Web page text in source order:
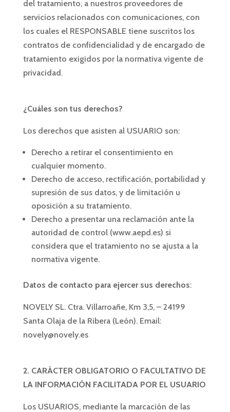
del tratamiento, a nuestros proveedores de
servicios relacionados con comunicaciones, con
los cuales el RESPONSABLE tiene suscritos los
contratos de confidencialidad y de encargado de
tratamiento exigidos por la normativa vigente de
privacidad.
¿Cuáles son tus derechos?
Los derechos que asisten al USUARIO son:
Derecho a retirar el consentimiento en
cualquier momento.
Derecho de acceso, rectificación, portabilidad y
supresión de sus datos, y de limitación u
oposición a su tratamiento.
Derecho a presentar una reclamación ante la
autoridad de control (www.aepd.es) si
considera que el tratamiento no se ajusta a la
normativa vigente.
Datos de contacto para ejercer sus derechos:
NOVELY SL. Ctra. Villarroañe, Km 3,5, – 24199
Santa Olaja de la Ribera (León). Email:
novely@novely.es
2. CARÁCTER OBLIGATORIO O FACULTATIVO DE
LA INFORMACIÓN FACILITADA POR EL USUARIO
Los USUARIOS, mediante la marcación de las